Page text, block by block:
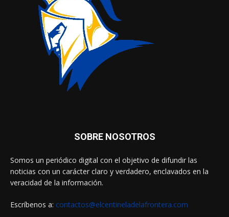
SOBRE NOSOTROS
Somos un periódico digital con el objetivo de difundir las
noticias con un carácter claro y verdadero, enclavados en la
veracidad de la información.
Escríbenos a: contactos@elcentineladelafrontera.com